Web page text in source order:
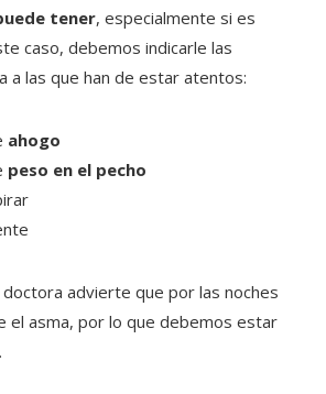
tener, especialmente si es
caso, debemos indicarle las
a las que han de estar atentos:
ahogo
peso en el pecho
advierte que por las noches
el asma, por lo que debemos estar